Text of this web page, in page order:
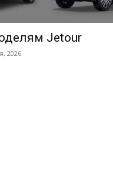
Jetour
2026